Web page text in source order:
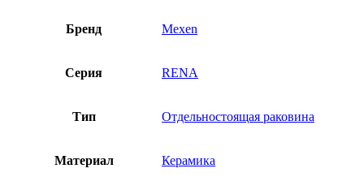
Бренд Mexen
Серия RENA
Тип Отдельностоящая раковина
Материал Керамика